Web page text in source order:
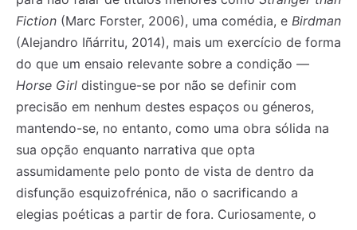
Fiction (Marc Forster, 2006), uma comédia, e Birdman
(Alejandro Iñárritu, 2014), mais um exercício de forma
do que um ensaio relevante sobre a condição —
Horse Girl distingue-se por não se definir com
precisão em nenhum destes espaços ou géneros,
mantendo-se, no entanto, como uma obra sólida na
sua opção enquanto narrativa que opta
assumidamente pelo ponto de vista de dentro da
disfunção esquizofrénica, não o sacrificando a
elegias poéticas a partir de fora. Curiosamente, o